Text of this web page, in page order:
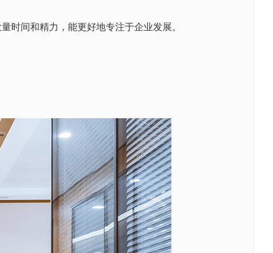
时间和精力，能更好地专注于企业发展。